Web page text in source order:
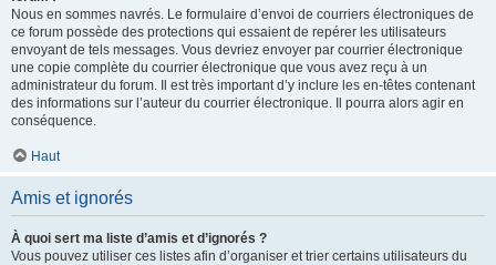
Nous en sommes navrés. Le formulaire d’envoi de courriers électroniques de
ce forum possède des protections qui essaient de repérer les utilisateurs
envoyant de tels messages. Vous devriez envoyer par courrier électronique
une copie complète du courrier électronique que vous avez reçu à un
administrateur du forum. Il est très important d’y inclure les en-têtes contenant
des informations sur l’auteur du courrier électronique. Il pourra alors agir en
conséquence.
Haut
Amis et ignorés
À quoi sert ma liste d’amis et d’ignorés ?
Vous pouvez utiliser ces listes afin d’organiser et trier certains utilisateurs du